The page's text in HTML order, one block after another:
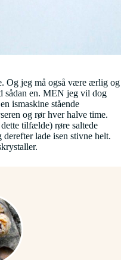
Og jeg må også være ærlig og
sådan en. MEN jeg vil dog
ismaskine stående
og rør hver halve time.
tilfælde) røre saltede
lade isen stivne helt.